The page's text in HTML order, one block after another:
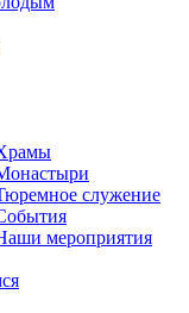
служение
мероприятия